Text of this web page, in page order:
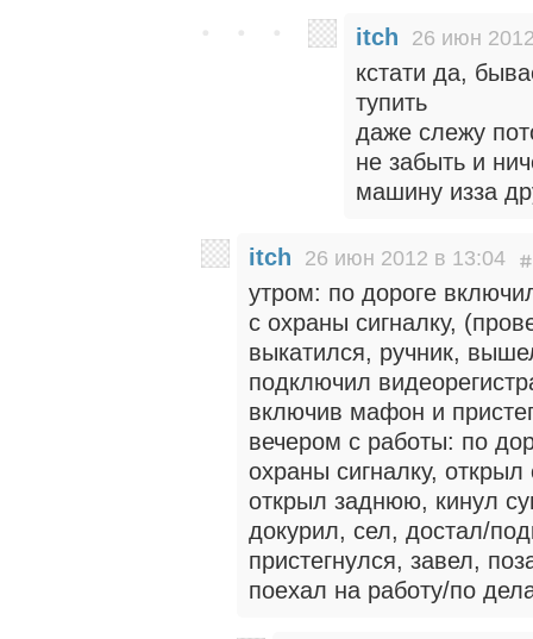
itch 26 июн
кстати да,
тупить
даже слежу
не забыть и
машину изза
itch 26 июн 2012 в 13:04
утром: по дороге
с охраны сигналку,
выкатился, ручник,
подключил
включив мафон и
вечером с работы: по
охраны сигналку,
открыл заднюю, кинул
докурил, сел, достал/
пристегнулся, завел,
поехал на работу/по